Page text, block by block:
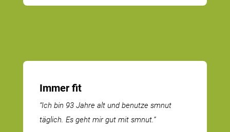
Immer fit
“Ich bin 93 Jahre alt und benutze smnut
täglich. Es geht mir gut mit smnut.”